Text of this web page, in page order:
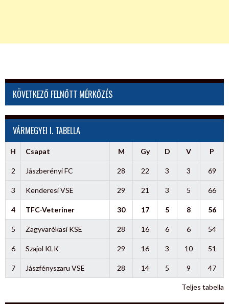
KÖVETKEZŐ FELNŐTT MÉRKŐZÉS
VÁRMEGYEI I. TABELLA
H Csapat M Gy D V P
2 Jászberényi FC 28 22 3 3 69
3 Kenderesi VSE 29 21 3 5 66
4 TFC-Veteriner 30 17 5 8 56
5 Zagyvarékasi KSE 28 16 6 6 54
6 Szajol KLK 29 16 3 10 51
7 Jászfényszaru VSE 28 14 5 9 47
Teljes tabella